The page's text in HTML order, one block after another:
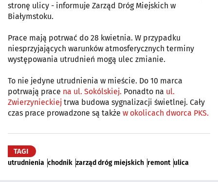
stronę ulicy - informuje Zarząd Dróg Miejskich w
Białymstoku.
Prace mają potrwać do 28 kwietnia. W przypadku
niesprzyjających warunków atmosferycznych terminy
występowania utrudnień mogą ulec zmianie.
To nie jedyne utrudnienia w mieście. Do 10 marca
potrwają prace na ul. Sokólskiej. Ponadto na ul.
Zwierzynieckiej trwa budowa sygnalizacji świetlnej. Cały
czas prace prowadzone są także w okolicach dworca PKS.
TAGI
utrudnienia chodnik zarząd dróg miejskich remont ulica